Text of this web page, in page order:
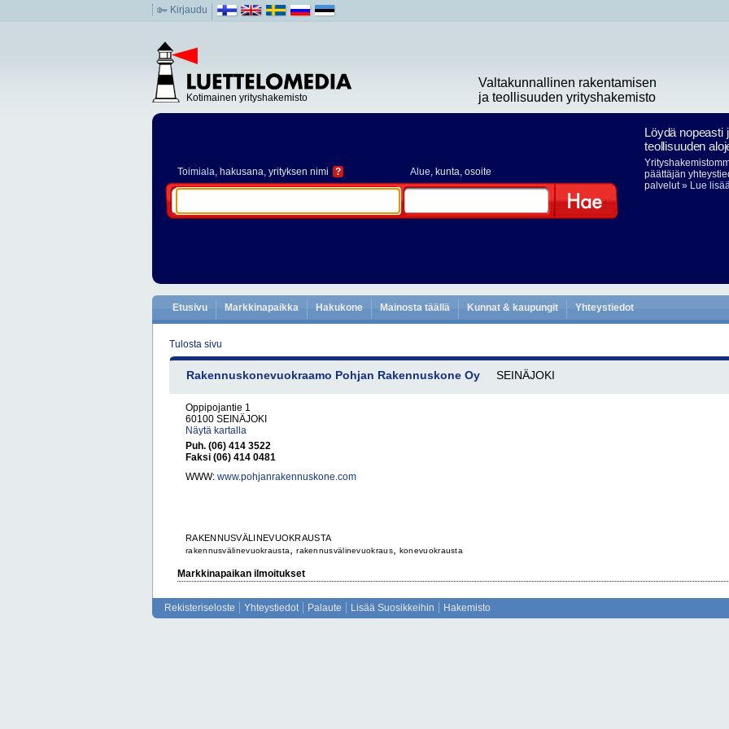
Kirjaudu
Kotimainen yrityshakemisto
Valtakunnallinen rakentamisen
ja teollisuuden yrityshakemisto
Toimiala, hakusana, yrityksen nimi ? Alue, kunta, osoite
Löydä nopeasti
teollisuuden
päättäjän
palvelut» Lue
Etusivu Markkinapaikka Hakukone Mainosta täällä Kunnat & kaupungit Yhteystiedot
Tulosta sivu
Rakennuskonevuokraamo Pohjan Rakennuskone Oy SEINÄJOKI
Oppipojantie 1
60100 SEINÄJOKI
Näytä kartalla
Puh. (06) 414 3522
Faksi (06) 414 0481
WWW: www.pohjanrakennuskone.com
RAKENNUSVÄLINEVUOKRAUSTA
rakennusvälinevuokrausta ,rakennusvälinevuokraus, konevuokrausta
Markkinapaikan ilmoitukset
Rekisteriseloste Yhteystiedot Palaute Lisää Suosikkeihin Hakemisto